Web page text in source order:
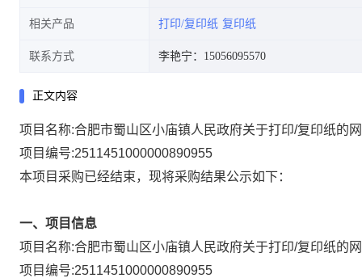
相关产品 打印/复印纸 复印纸
联系方式 李艳宁：15056095570
正文内容
项目名称:合肥市蜀山区小庙镇人民政府关于打印/复印纸的
项目编号:2511451000000890955
本项目采购已经结束，现将采购结果公示如下：
一、项目信息
项目名称:合肥市蜀山区小庙镇人民政府关于打印/复印纸的
项目编号:2511451000000890955